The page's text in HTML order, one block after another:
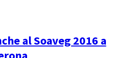
al Soaveg 2016 a